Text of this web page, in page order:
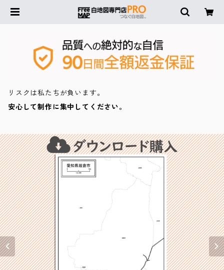
リスクは私たちが負います。
安心して制作に集中してください。